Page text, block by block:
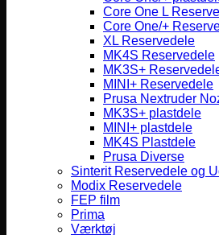
Core One L
Core One/+
XL Reservedele
MK4S Reservedele
MK3S+
MINI+ Reservedele
Prusa Nextruder
MK3S+ plastdele
MINI+ plastdele
MK4S Plastdele
Prusa Diverse
Sinterit Reservedele og
Modix Reservedele
FEP film
Prima
Værktøj